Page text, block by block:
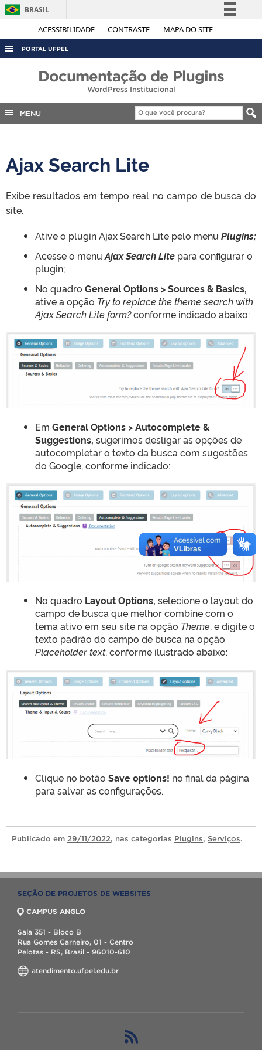
ACESSIBILIDADE CONTRASTE MAPA DO SITE
BRASIL
Simplifique!
Acesso à informação
Canais
PORTAL UFPEL
INTERNACIONAL
Documentação de Plugins
WordPress Institucional
MENU
Ajax Search Lite
Exibe resultados em tempo real no campo de busca do
site.
Ative o plugin Ajax Search Lite pelo menu Plugins;
Acesse o menu Ajax Search Lite para configurar o
plugin;
No quadro General Options > Sources & Basics,
ative a opção Try to replace the theme search with
Ajax Search Lite form?conforme indicado abaixo:
Em General Options > Autocomplete &
Suggestions, sugerimos desligar as opções de
autocompletar o texto da busca com sugestões
do Google, conforme indicado:
No quadro Layout Options, selecione o layout do
campo de busca que melhor combine com o
tema ativo em seu site na opção Theme, e digite o
texto padrão do campo de busca na opção
Placeholder text, conforme ilustrado abaixo:
Clique no botão Save options! no final da página
para salvar as configurações.
Publicado em 29/11/2022, nas categorias Plugins, Serviços.
SEÇÃO DE PROJETOS DE WEBSITES
CAMPUS ANGLO
Sala 351 - Bloco B
Rua Gomes Carneiro, 01 - Centro
Pelotas - RS, Brasil - 96010-610
atendimento.ufpel.edu.br